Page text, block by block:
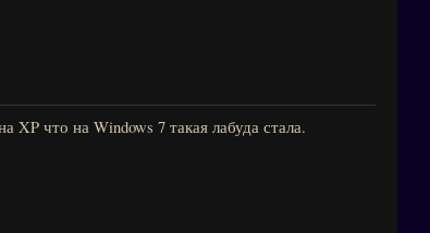
XP что на Windows 7 такая лабуда стала.